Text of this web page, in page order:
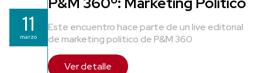
11
marzo
Este encuentro hace parte de un live editorial
de marketing político de P&M 360
Ver detalle